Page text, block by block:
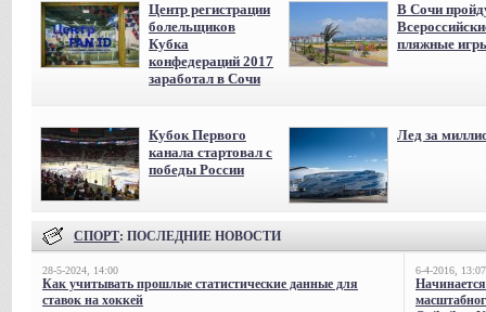
Центр регистрации
болельщиков
Кубка
конфедераций 2017
заработал в Сочи
В Сочи
пляжные
Кубок Первого
канала стартовал с
победы России
Лед за
СПОРТ: ПОСЛЕДНИЕ НОВОСТИ
28-5-2024, 14:00
Как учитывать прошлые статистические данные для
ставок на хоккей
6-4-2016, 13:07